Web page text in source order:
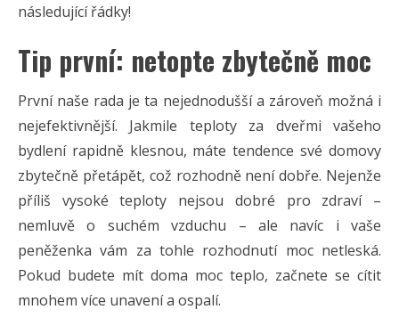
následující řádky!
Tip první: netopte zbytečně moc
První naše rada je ta nejednodušší a zároveň možná i
nejefektivnější. Jakmile teploty za dveřmi vašeho
bydlení rapidně klesnou, máte tendence své domovy
zbytečně přetápět, což rozhodně není dobře. Nejenže
příliš vysoké teploty nejsou dobré pro zdraví –
nemluvě o suchém vzduchu – ale navíc i vaše
peněženka vám za tohle rozhodnutí moc netleská.
Pokud budete mít doma moc teplo, začnete se cítit
mnohem více unavení a ospalí.